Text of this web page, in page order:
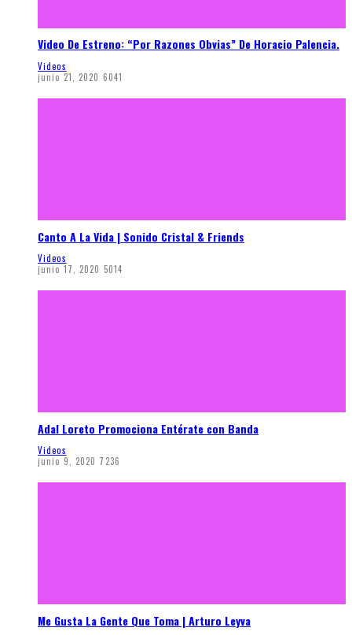
Video De Estreno: “Por Razones Obvias” De Horacio Palencia.
Videos
junio 21, 2020 6041
Canto A La Vida | Sonido Cristal & Friends
Videos
junio 17, 2020 5014
Adal Loreto Promociona Entérate con Banda
Videos
junio 9, 2020 7236
Me Gusta La Gente Que Toma | Arturo Leyva